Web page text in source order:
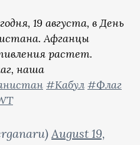
19 августа, в День
Афганцы
растет.
наша
#Кабул #Флаг
August 19,